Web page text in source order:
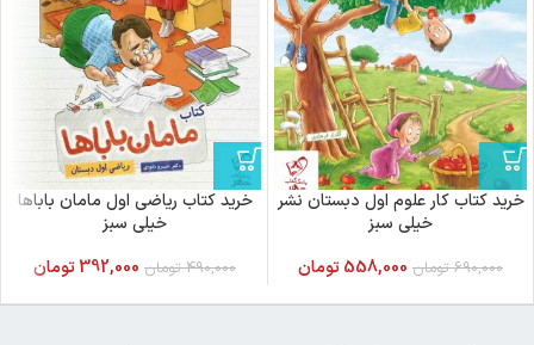
خرید کتاب کار علوم اول دبستان نشر
خیلی سبز
690,000 تومان 558,000تومان
خرید کتاب ریاضی اول مامان باباها
خیلی سبز
490,000 تومان 392,000تومان